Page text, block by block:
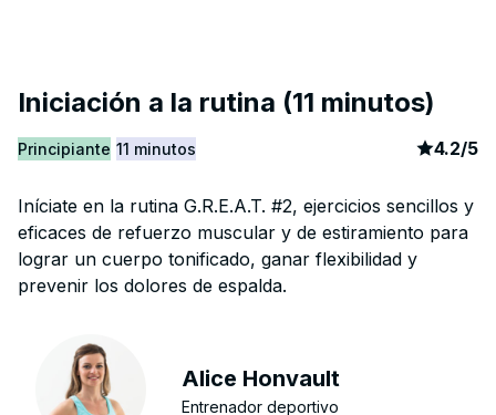
Iniciación a la rutina (11 minutos)
Principiante 11 minutos article
4.2/5
Iníciate en la rutina G.R.E.A.T. #2, ejercicios sencillos y
eficaces de refuerzo muscular y de estiramiento para
lograr un cuerpo tonificado, ganar flexibilidad y
prevenir los dolores de espalda.
Alice Honvault
Entrenador deportivo